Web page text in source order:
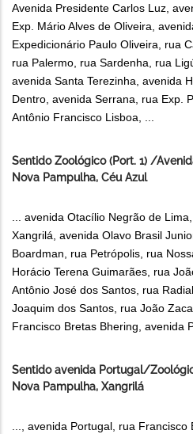
Avenida Presidente Carlos Luz,
Exp. Mário Alves de Oliveira,
Expedicionário Paulo Oliveira, rua
rua Palermo, rua Sardenha, rua
avenida Santa Terezinha, avenida
Dentro, avenida Serrana, rua Exp.
Antônio Francisco Lisboa, ...
Sentido Zoológico (Port. 1) /
Nova Pampulha, Céu Azul
... avenida Otacílio Negrão de
Xangrilá, avenida Olavo Brasil
Boardman, rua Petrópolis, rua
Horácio Terena Guimarães, rua
Antônio José dos Santos, rua
Joaquim dos Santos, rua João
Francisco Bretas Bhering, avenida
Sentido avenida Portugal/
Nova Pampulha, Xangrilá
..., avenida Portugal, rua Francisco